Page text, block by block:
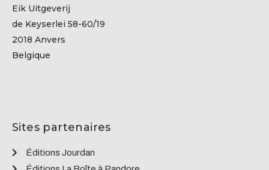
Eik Uitgeverij
de Keyserlei 58-60/19
2018 Anvers
Belgique
Sites partenaires
Éditions Jourdan